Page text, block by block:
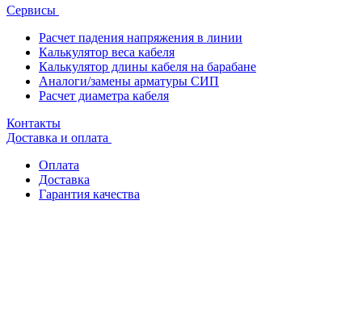
Сервисы
Расчет падения напряжения в линии
Калькулятор веса кабеля
Калькулятор длины кабеля на барабане
Аналоги/замены арматуры СИП
Расчет диаметра кабеля
Контакты
Доставка и оплата
Оплата
Доставка
Гарантия качества